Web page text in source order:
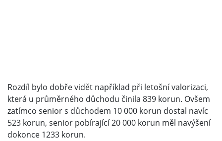
Rozdíl bylo dobře vidět například při letošní valorizaci,
která u průměrného důchodu činila 839 korun. Ovšem
zatímco senior s důchodem 10 000 korun dostal navíc
523 korun, senior pobírající 20 000 korun měl navýšení
dokonce 1233 korun.